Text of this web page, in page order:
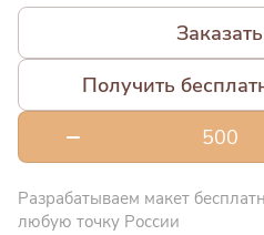
Заказать
Получить
Разрабатываем макет
любую точку России